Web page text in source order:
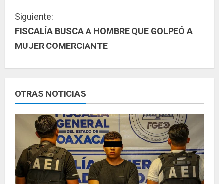
u
e
l
e
y
n
d
Siguiente:
FISCALÍA BUSCA A HOMBRE QUE GOLPEÓ A
MUJER COMERCIANTE
OTRAS NOTICIAS